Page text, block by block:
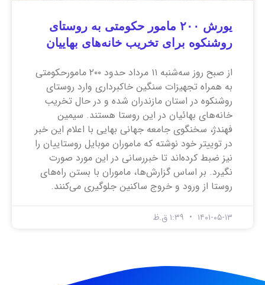
یورش ۲۰۰ مامور حکومتی به روستای
روشنکوه برای تخریب خانه‌های بهاییان
از صبح روز سه‌شنبه ۱۱ مرداد حدود ۲۰۰ مامورحکومتی
به همراه تجهیزات سنگین خاکبرداری وارد روستای
روشنکوه در استان مازندران شده و در حال تخریب
خانه‌های بهائیان در این روستا هستند. سیمین
فهندژ، سخنگوی جامعه جهانی بهایی با اعلام این خبر
در توییتر خود نوشته که ماموران موبایل روستاییان را
نیز ضبط کرده‌اند تا خبررسانی در این مورد صورت
نگیرد. بر اساس گزارش‌ها، ماموران با بستن راه‌های
روستا از ورود و خروج ساکنین جلوگیری می‌کنند.
۱۴۰۱-۰۵-۱۳